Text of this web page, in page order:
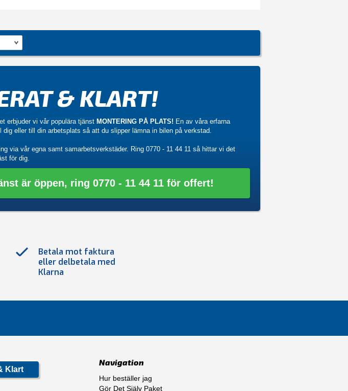
& KLART!
erbjuder vi vår populära tjänst MONTERING PÅ PLATS! En av våra erfarna
dig eller till din arbetsplats så att du slipper lämna in bilen på verkstad.
via vår egna samt samarbetsverkstäder. Ring 0770 - 11 44 11 så hittar vi det
för dig.
är öppen, ring 0770 - 11 44 11 för offert!
Betala mot faktura
eller delbetala med
Klarna
Klart
Navigation
Hur beställer jag
Gör Det Själv Paket